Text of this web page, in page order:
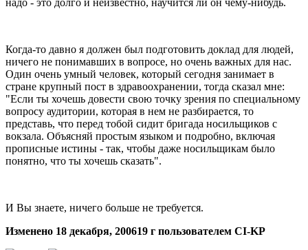
надо - это долго и неизвестно, научится ли он чему-нибудь.
Когда-то давно я должен был подготовить доклад для людей,
ничего не понимавших в вопросе, но очень важных для нас.
Один очень умный человек, который сегодня занимает в
стране крупный пост в здравоохранении, тогда сказал мне:
"Если ты хочешь довести свою точку зрения по специальному
вопросу аудитории, которая в нем не разбирается, то
представь, что перед тобой сидит бригада носильщиков с
вокзала. Объясняй простым языком и подробно, включая
прописные истины - так, чтобы даже носильщикам было
понятно, что ты хочешь сказать".
И Вы знаете, ничего больше не требуется.
Изменено 18 декабря, 200619 г пользователем CI-KP